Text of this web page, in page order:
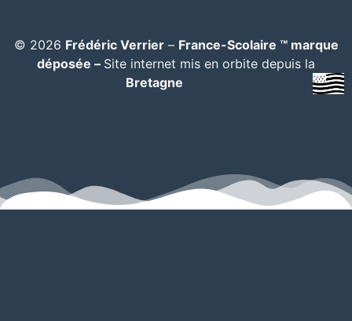
© 2026 Frédéric Verrier– France-Scolaire ™ marque
déposée – Site internet mis en orbite depuis la
Bretagne